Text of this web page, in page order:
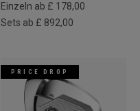
Einzeln ab £ 178,00
Sets ab £ 892,00
PRICE DROP